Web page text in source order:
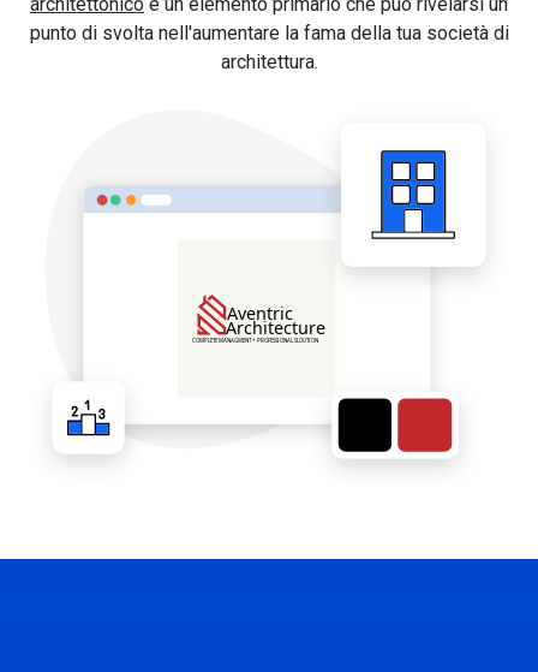
punto di svolta nell'aumentare la fama della tua società di
architettura.